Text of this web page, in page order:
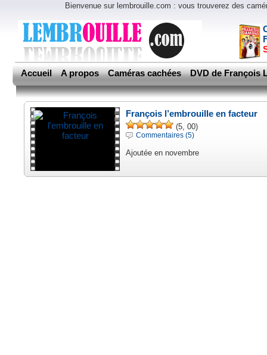
Bienvenue sur lembrouille.com : vous trouverez des
Accueil A propos Caméras cachées DVD de François
François l’embrouille en facteur
(5, 00)
Commentaires (5)
Ajoutée en novembre